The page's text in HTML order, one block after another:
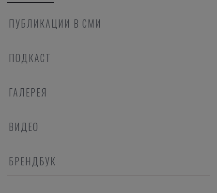
ПУБЛИКАЦИИ В СМИ
ПОДКАСТ
ГАЛЕРЕЯ
ВИДЕО
БРЕНДБУК